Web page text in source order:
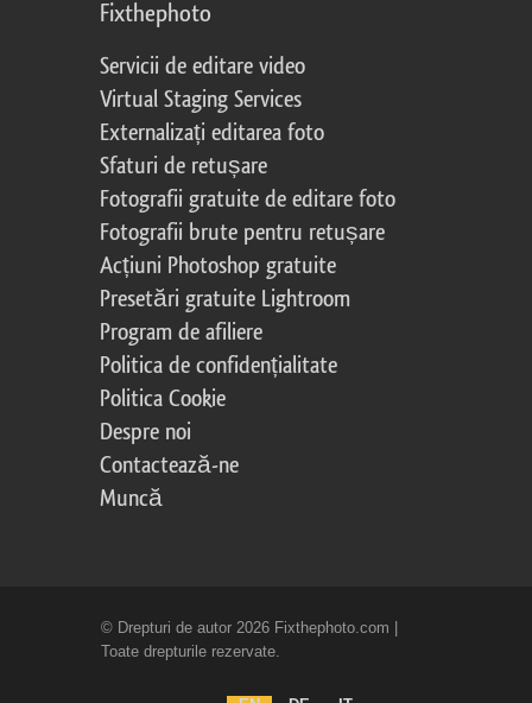
Fixthephoto
Servicii de editare video
Virtual Staging Services
Externalizați editarea foto
Sfaturi de retușare
Fotografii gratuite de editare foto
Fotografii brute pentru retușare
Acțiuni Photoshop gratuite
Presetări gratuite Lightroom
Program de afiliere
Politica de confidențialitate
Politica Cookie
Despre noi
Contactează-ne
Muncă
© Drepturi de autor 2026 Fixthephoto.com |
Toate drepturile rezervate.